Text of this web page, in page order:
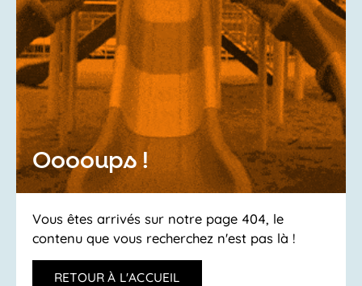
Ooooups !
Vous êtes arrivés sur notre page 404, le
contenu que vous recherchez n'est pas là !
RETOUR À L'ACCUEIL